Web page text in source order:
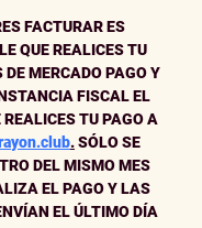
FACTURAR ES
QUE REALICES TU
MERCADO PAGO Y
FISCAL EL
TU PAGO A
. SÓLO SE
DEL MISMO MES
EL PAGO Y LAS
EL ÚLTIMO DÍA